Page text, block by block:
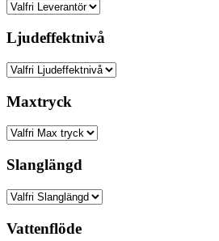
Ljudeffektnivå
Maxtryck
Slanglängd
Vattenflöde